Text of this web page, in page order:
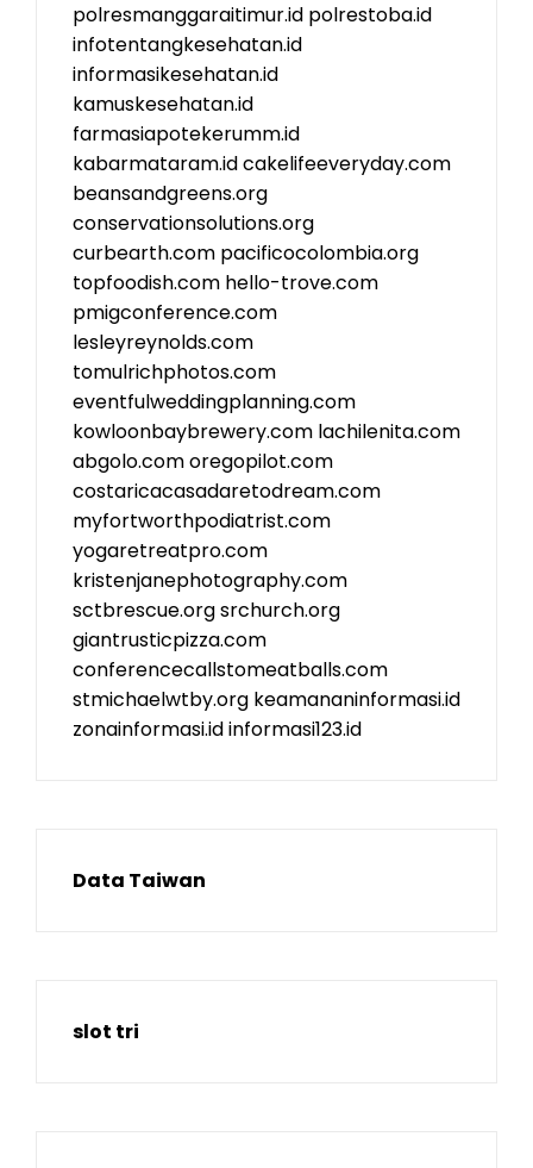
polresmanggaraitimur.id polrestoba.id
infotentangkesehatan.id
informasikesehatan.id
kamuskesehatan.id
farmasiapotekerumm.id
kabarmataram.idcakelifeeveryday.com
beansandgreens.org
conservationsolutions.org
curbearth.com pacificocolombia.org
topfoodish.com hello-trove.com
pmigconference.com
lesleyreynolds.com
tomulrichphotos.com
eventfulweddingplanning.com
kowloonbaybrewery.com lachilenita.com
abgolo.comoregopilot.com
costaricacasadaretodream.com
myfortworthpodiatrist.com
yogaretreatpro.com
kristenjanephotography.com
sctbrescue.orgsrchurch.org
giantrusticpizza.com
conferencecallstomeatballs.com
stmichaelwtby.org keamananinformasi.id
zonainformasi.idinformasi123.id
Data Taiwan
slot tri